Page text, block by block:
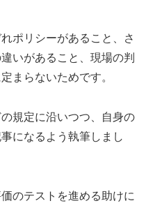
ポリシーがあること、さ
いがあること、現場の判
まらないためです。
規定に沿いつつ、自身の
になるよう執筆しまし
のテストを進める助けに